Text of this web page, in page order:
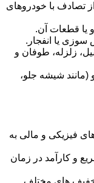
تصادف با خودروهای
قطعات آن.
یا انفجار.
زلزله، طوفان و
شیشه جلو،
فیزیکی و مالی به
و کارآمد در زمان
های مختلف